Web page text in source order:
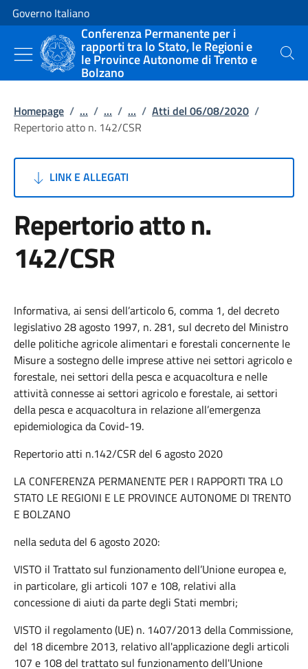
Vai al contenuto
Vai alla navigazione del sito
Governo Italiano
Conferenza Permanente per i
rapporti tra lo Stato, le Regioni e
le Province Autonome di Trento e
Bolzano
Cerca
Homepage / ... / ... / ... / Atti del 06/08/2020 /
Repertorio atto n. 142/CSR
LINK E ALLEGATI
Repertorio atto n.
142/CSR
Informativa, ai sensi dell’articolo 6, comma 1, del decreto
legislativo 28 agosto 1997, n. 281, sul decreto del Ministro
delle politiche agricole alimentari e forestali concernente le
Misure a sostegno delle imprese attive nei settori agricolo e
forestale, nei settori della pesca e acquacoltura e nelle
attività connesse ai settori agricolo e forestale, ai settori
della pesca e acquacoltura in relazione all’emergenza
epidemiologica da Covid-19.
Repertorio atti n.142/CSR del 6 agosto 2020
LA CONFERENZA PERMANENTE PER I RAPPORTI TRA LO
STATO LE REGIONI E LE PROVINCE AUTONOME DI TRENTO
E BOLZANO
nella seduta del 6 agosto 2020:
VISTO il Trattato sul funzionamento dell’Unione europea e,
in particolare, gli articoli 107 e 108, relativi alla
concessione di aiuti da parte degli Stati membri;
VISTO il regolamento (UE) n. 1407/2013 della Commissione,
del 18 dicembre 2013, relativo all'applicazione degli articoli
107 e 108 del trattato sul funzionamento dell'Unione